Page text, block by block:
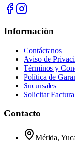
Información
Contáctanos
Aviso de
Términos y
Política de
Sucursales
Solicitar Factura
Contacto
Mérida,